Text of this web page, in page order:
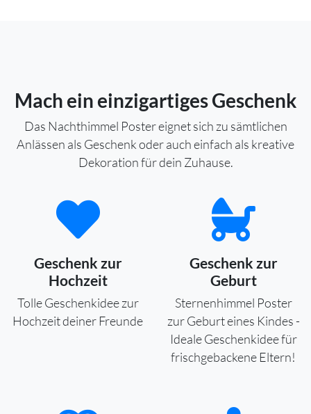
Mach ein einzigartiges Geschenk
Das Nachthimmel Poster eignet sich zu sämtlichen
Anlässen als Geschenk oder auch einfach als kreative
Dekoration für dein Zuhause.
Geschenk zur
Hochzeit
Tolle Geschenkidee zur
Hochzeit deiner Freunde
Geschenk zur
Geburt
Sternenhimmel Poster
zur Geburt eines Kindes -
Ideale Geschenkidee für
frischgebackene Eltern!